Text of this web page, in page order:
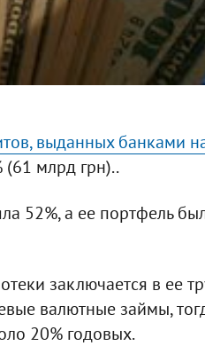
выданных банками
(61 млрд грн)..
52%, а ее портфель
заключается в ее
валютные займы,
20% годовых.